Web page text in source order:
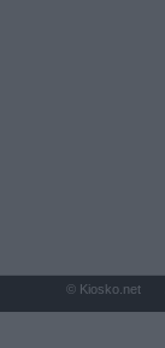
© Kiosko.net